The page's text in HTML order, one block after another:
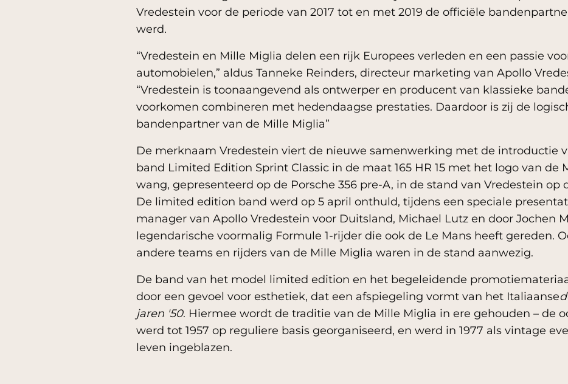
Vredestein voor de periode van 2017 tot en met 2019 de officiële
werd.
“Vredestein en Mille Miglia delen een rijk Europees verleden en een passie
automobielen,” aldus Tanneke Reinders, directeur marketing van Apollo
“Vredestein is toonaangevend als ontwerper en producent van klassieke
voorkomen combineren met hedendaagse prestaties. Daardoor is zij de
bandenpartner van de Mille Miglia”
De merknaam Vredestein viert de nieuwe samenwerking met de introductie
band Limited Edition Sprint Classic in de maat 165 HR 15 met het logo van de
wang, gepresenteerd op de Porsche 356 pre-A, in de stand van Vredestein op
De limited edition band werd op 5 april onthuld, tijdens een speciale
manager van Apollo Vredestein voor Duitsland, Michael Lutz en door Jochen
legendarische voormalig Formule 1-rijder die ook de Le Mans heeft gereden.
andere teams en rijders van de Mille Miglia waren in de stand aanwezig.
De band van het model limited edition en het begeleidende
door een gevoel voor esthetiek, dat een afspiegeling vormt van het Italiaanse
jaren '50. Hiermee wordt de traditie van de Mille Miglia in ere gehouden – de
werd tot 1957 op reguliere basis georganiseerd, en werd in 1977 als vintage
leven ingeblazen.